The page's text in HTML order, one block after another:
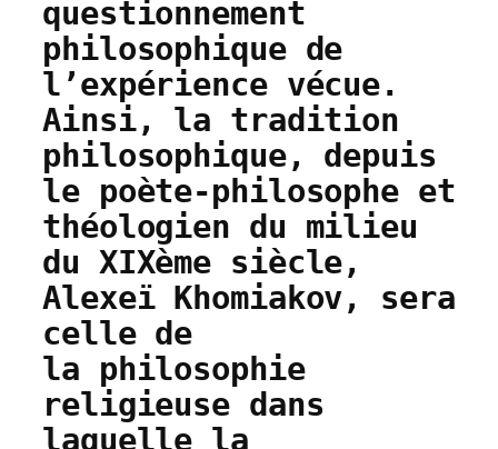
questionnement
philosophique de
l’expérience vécue.
Ainsi, la tradition
philosophique, depuis
le poète-philosophe et
théologien du milieu
du XIXème siècle,
Alexeï Khomiakov, sera
celle de
la philosophie
religieuse dans
laquelle la